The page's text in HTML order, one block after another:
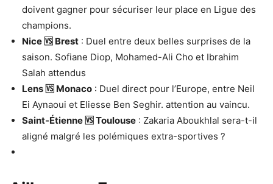
doivent gagner pour sécuriser leur place en Ligue des
champions.
Nice 🆚 Brest : Duel entre deux belles surprises de la
saison. Sofiane Diop, Mohamed-Ali Cho et Ibrahim
Salah attendus
Lens 🆚 Monaco : Duel direct pour l’Europe, entre Neil
Ei Aynaoui et Eliesse Ben Seghir. attention au vaincu.
Saint-Étienne 🆚 Toulouse : Zakaria Aboukhlal sera-t-il
aligné malgré les polémiques extra-sportives ?